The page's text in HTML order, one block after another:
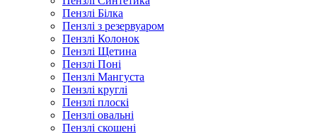
Пензлі Білка
Пензлі з резервуаром
Пензлі Колонок
Пензлі Щетина
Пензлі Поні
Пензлі Мангуста
Пензлі круглі
Пензлі плоскі
Пензлі овальні
Пензлі скошені